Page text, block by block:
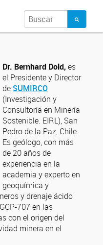
Dr. Bernhard Dold,es
el Presidente y Director
de SUMIRCO
(Investigación y
Consultoría en Minería
Sostenible. EIRL), San
Pedro de la Paz, Chile.
Es geólogo, con más
de 20 años de
experiencia en la
academia y experto en
geoquímica y
y drenaje ácido
707 en las
con el origen del
minera en el